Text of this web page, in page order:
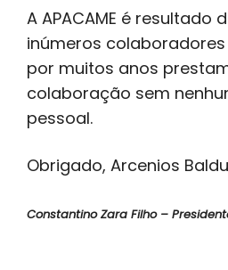
A APACAME é
inúmeros
por muitos anos
colaboração sem
pessoal.
Obrigado, Arcenios
Constantino Zara Filho –